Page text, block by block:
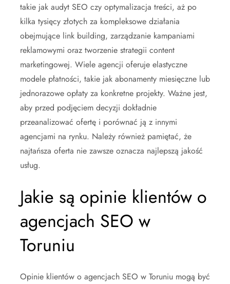
takie jak audyt SEO czy optymalizacja treści, aż po
kilka tysięcy złotych za kompleksowe działania
obejmujące link building, zarządzanie kampaniami
reklamowymi oraz tworzenie strategii content
marketingowej. Wiele agencji oferuje elastyczne
modele płatności, takie jak abonamenty miesięczne lub
jednorazowe opłaty za konkretne projekty. Ważne jest,
aby przed podjęciem decyzji dokładnie
przeanalizować ofertę i porównać ją z innymi
agencjami na rynku. Należy również pamiętać, że
najtańsza oferta nie zawsze oznacza najlepszą jakość
usług.
Jakie są opinie klientów o
agencjach SEO w
Toruniu
Opinie klientów o agencjach SEO w Toruniu mogą być